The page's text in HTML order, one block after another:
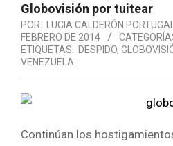
Globovisión por tuitear
POR: LUCIA CALDERÓN PORTUGAL
FEBRERO DE 2014
ETIQUETAS: DESPIDO,
VENEZUELA
Continúan los